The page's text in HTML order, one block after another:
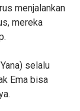
menjalankan
mereka
selalu
Ema bisa